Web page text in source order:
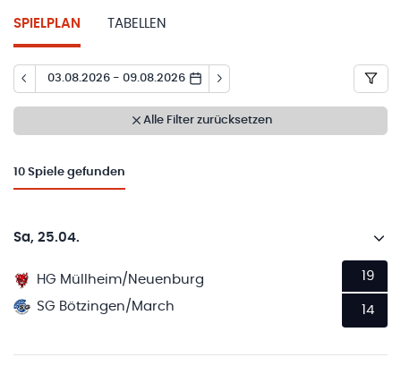
SPIELPLAN TABELLEN
03.08.2026 - 09.08.2026
Alle Filter zurücksetzen
10 Spiele gefunden
Sa, 25.04.
HG Müllheim/Neuenburg
SG Bötzingen/March
19
14